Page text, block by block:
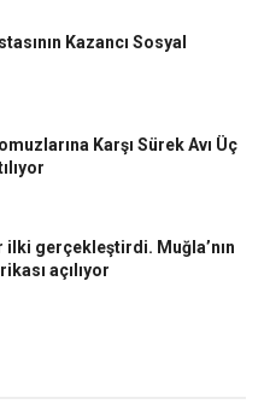
Kazancı Sosyal
Karşı Sürek Avı Üç
ilki gerçekleştirdi. Muğla’nın
açılıyor